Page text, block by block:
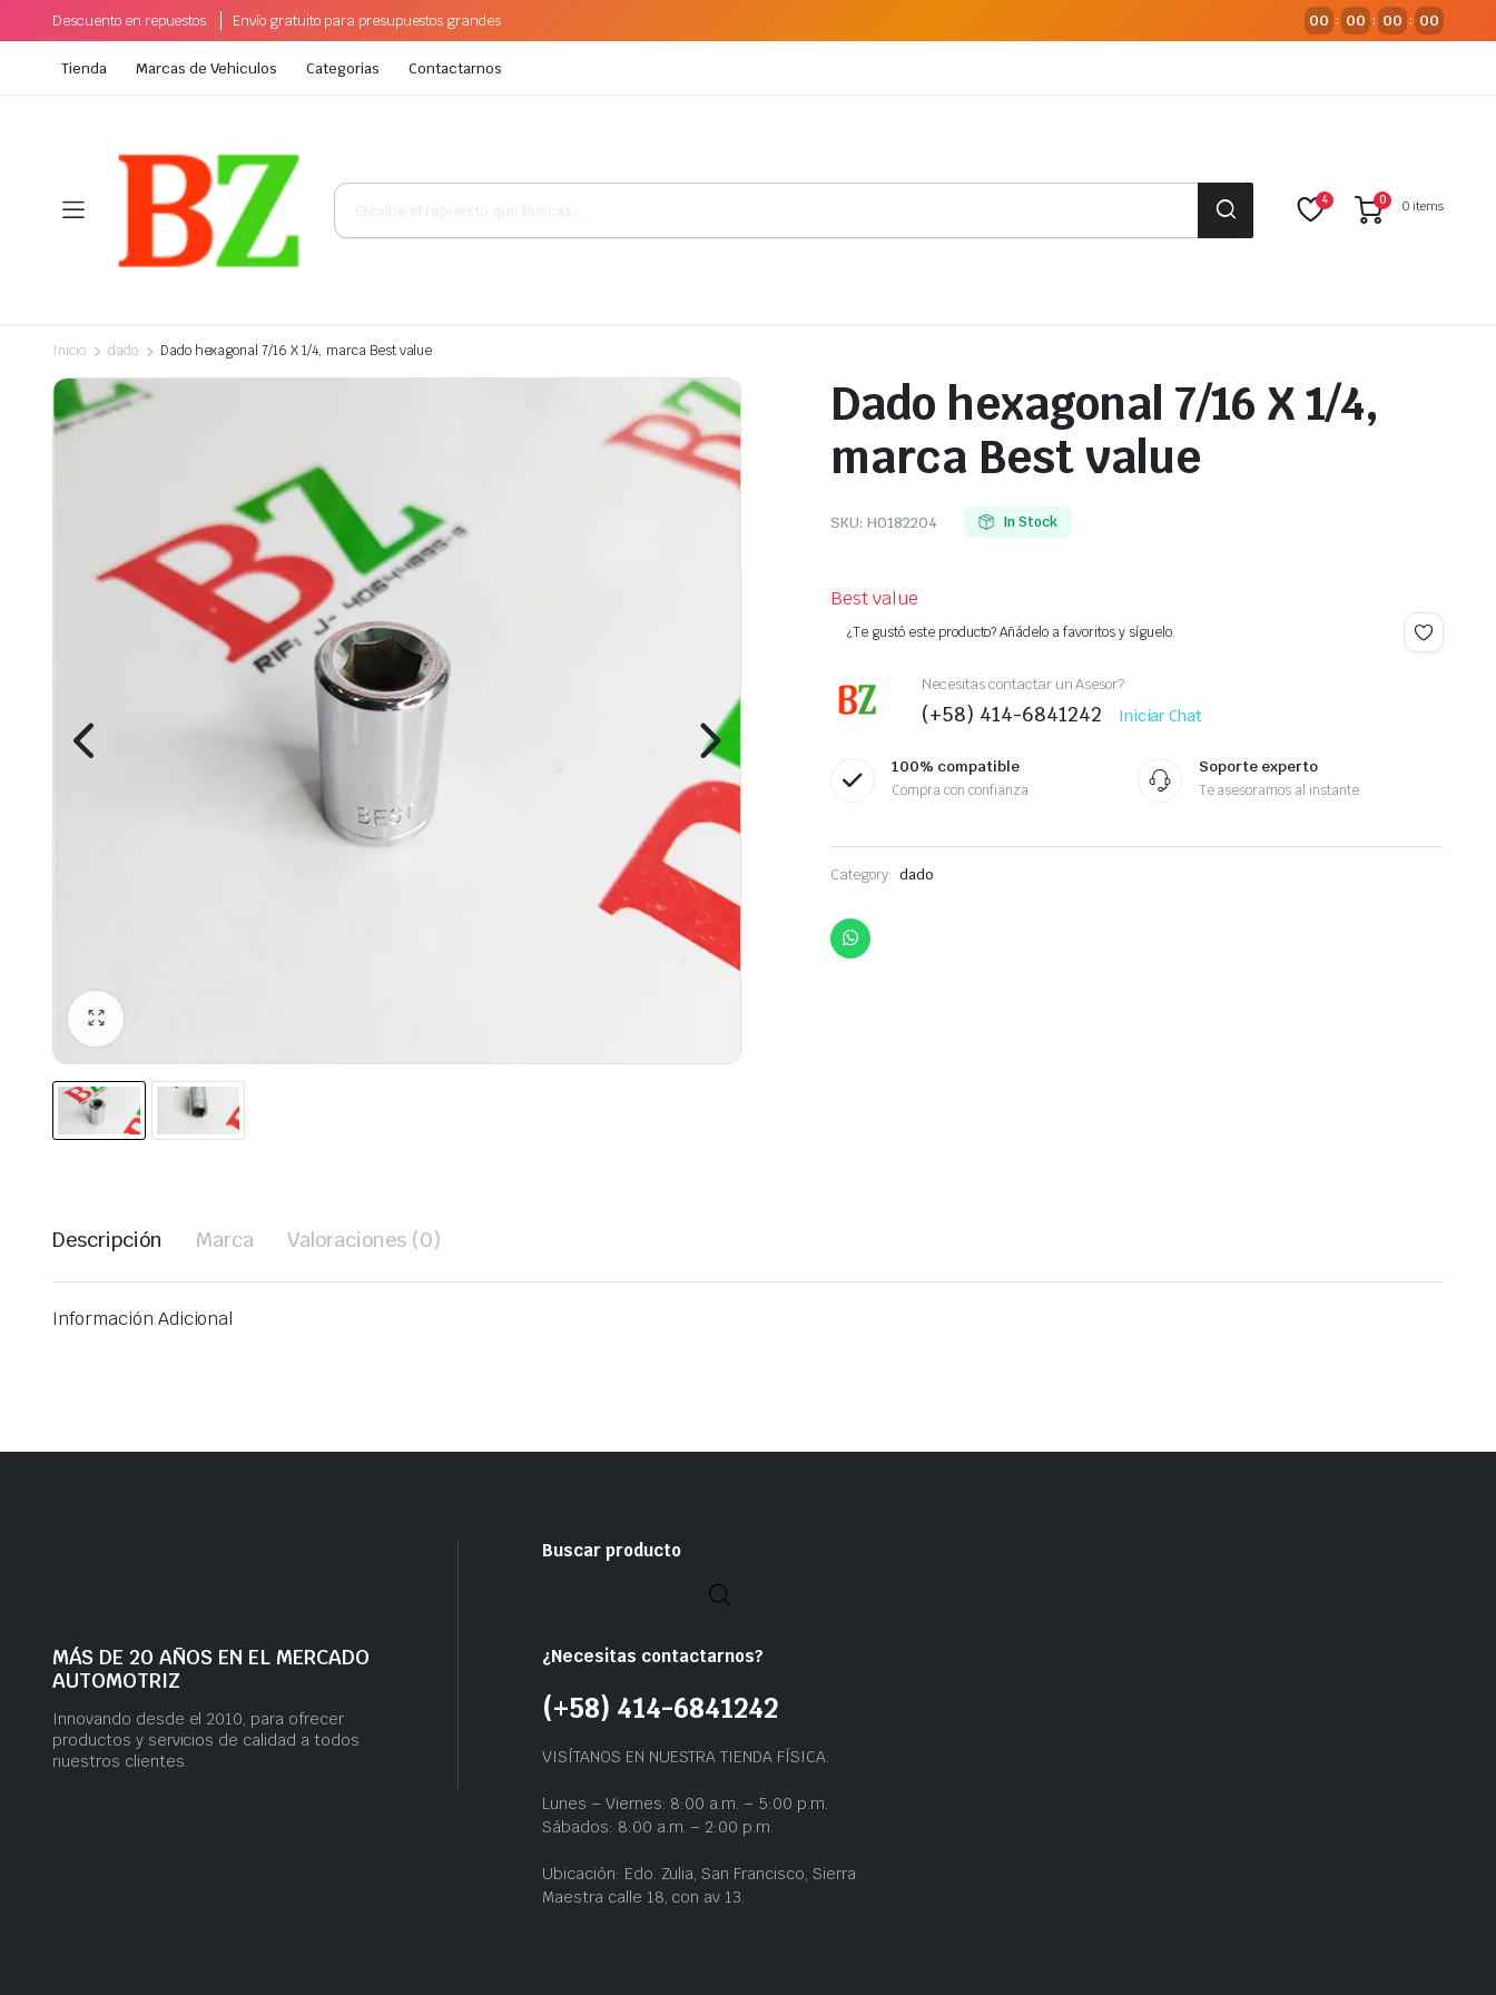
Descuento en repuestos. Envío gratuito para presupuestos grandes 00 : 00 : 00 : 00
Tienda Marcas de Vehiculos Categorias Contactarnos
Búsqueda
productos
4 0 0 items
Inicio dado Dado hexagonal 7/16 X 1/4, marca Best value
Dado hexagonal 7/16 X 1/4,
marca Best value
SKU: H0182204 In Stock
Best value
¿Te gustó este producto? Añádelo a favoritos y síguelo.
Necesitas contactar un Asesor?
(+58) 414-6841242 Iniciar Chat
100% compatible
Compra con confianza
Soporte experto
Te asesoramos al instante
Category: dado
Descripción Marca Valoraciones (0)
Información Adicional
MÁS DE 20 AÑOS EN EL MERCADO
AUTOMOTRIZ
Innovando desde el 2010, para ofrecer
productos y servicios de calidad a todos
nuestros clientes.
Buscar producto
¿Necesitas contactarnos?
(+58) 414-6841242
VISÍTANOS EN NUESTRA TIENDA FÍSICA:
Lunes – Viernes: 8:00 a.m. – 5:00 p.m.
Sábados: 8:00 a.m. – 2:00 p.m.
Ubicación: Edo. Zulia, San Francisco, Sierra
Maestra calle 18, con av 13.